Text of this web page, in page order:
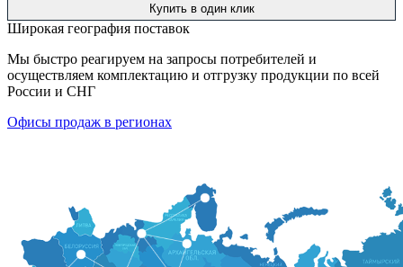
Купить в один клик
Широкая география поставок
Мы быстро реагируем на запросы потребителей и
осуществляем комплектацию и отгрузку продукции по всей
России и СНГ
Офисы продаж в регионах